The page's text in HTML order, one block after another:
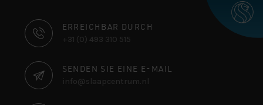
KONTAKTINFORMATIONEN
ERREICHBAR DURCH
+31 (0) 493 310 515
SENDEN SIE EINE E-MAIL
info@slaapcentrum.nl